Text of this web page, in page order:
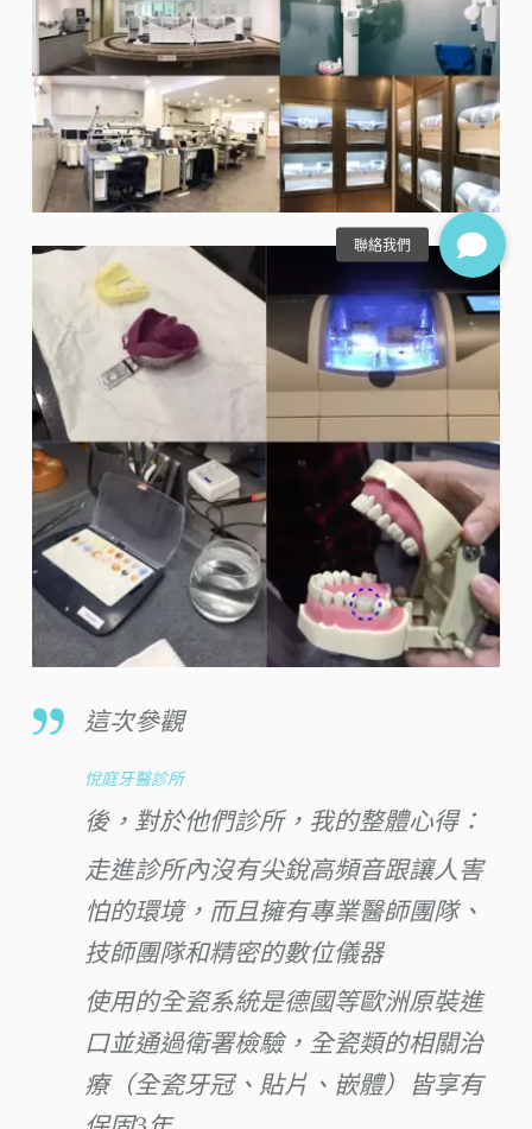
這次參觀
悅庭牙醫診所
後，對於他們診所，我的整體心得：
走進診所內沒有尖銳高頻音跟讓人害
怕的環境，而且擁有專業醫師團隊、
技師團隊和精密的數位儀器
使用的全瓷系統是德國等歐洲原裝進
口並通過衛署檢驗，全瓷類的相關治
療（全瓷牙冠、貼片、嵌體）皆享有